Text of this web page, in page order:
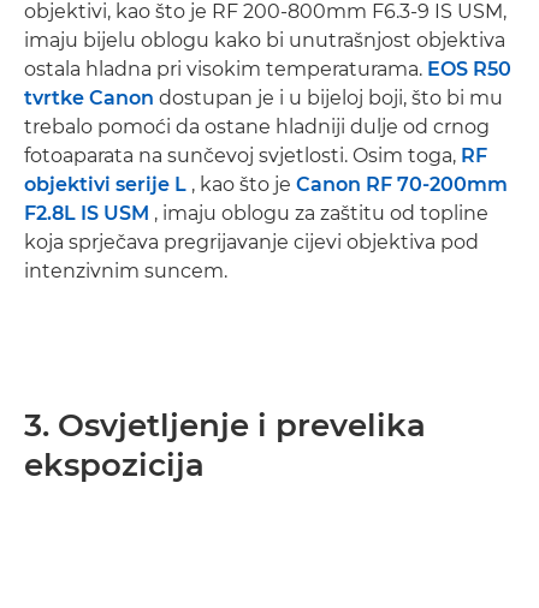
objektivi, kao što je RF 200-800mm F6.3-9 IS USM,
imaju bijelu oblogu kako bi unutrašnjost objektiva
ostala hladna pri visokim temperaturama. EOS R50
tvrtke Canon dostupan je i u bijeloj boji, što bi mu
trebalo pomoći da ostane hladniji dulje od crnog
fotoaparata na sunčevoj svjetlosti. Osim toga, RF
objektivi serije L , kao što je Canon RF 70-200mm
F2.8L IS USM , imaju oblogu za zaštitu od topline
koja sprječava pregrijavanje cijevi objektiva pod
intenzivnim suncem.
3. Osvjetljenje i prevelika
ekspozicija